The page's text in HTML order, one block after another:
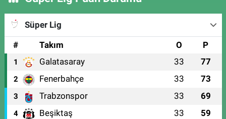
Süper Lig
#
Takım O P
1 Galatasaray 33 77
2 Fenerbahçe 33 73
3 Trabzonspor 33 69
4 Beşiktaş 33 59